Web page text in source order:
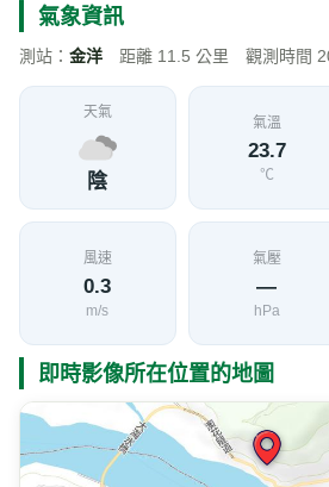
氣象資訊
測站： 金洋 距離 11.5 公里 觀測時間
天氣
陰
氣溫
23.7
℃
風速
0.3
m/s
氣壓
—
hPa
即時影像所在位置的地圖